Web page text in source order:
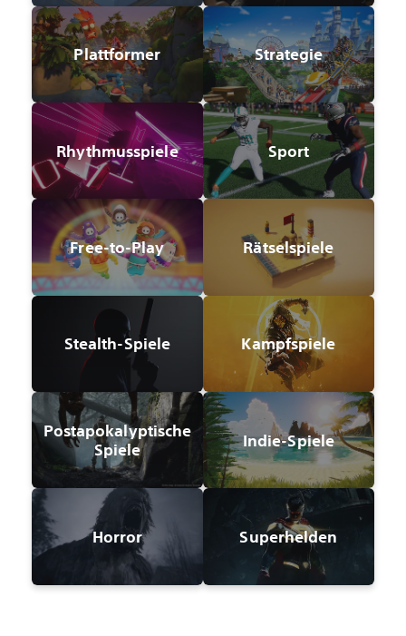
Plattformer Strategie
Rhythmusspiele Sport
Free-to-Play Rätselspiele
Stealth-Spiele Kampfspiele
Postapokalyptische
Spiele
Indie-Spiele
Horror Superhelden